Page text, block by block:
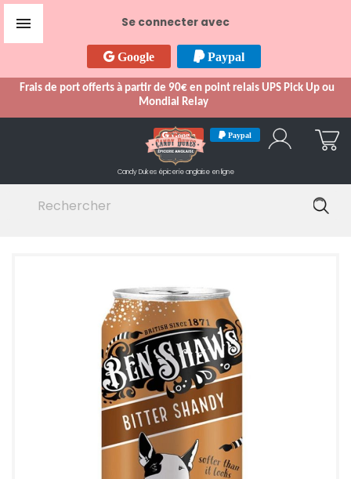
Se connecter avec
Google Paypal
Frais de port offerts à partir de 90€ en point relais UPS Pick Up ou
Mondial Relay

Google Paypal
Candy Dukes épicerie anglaise en ligne